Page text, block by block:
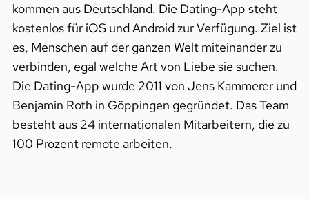
kommen aus Deutschland. Die Dating-App steht
kostenlos für iOS und Android zur Verfügung. Ziel ist
es, Menschen auf der ganzen Welt miteinander zu
verbinden, egal welche Art von Liebe sie suchen.
Die Dating-App wurde 2011 von Jens Kammerer und
Benjamin Roth in Göppingen gegründet. Das Team
besteht aus 24 internationalen Mitarbeitern, die zu
100 Prozent remote arbeiten.